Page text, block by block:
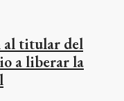
titular del
a liberar la